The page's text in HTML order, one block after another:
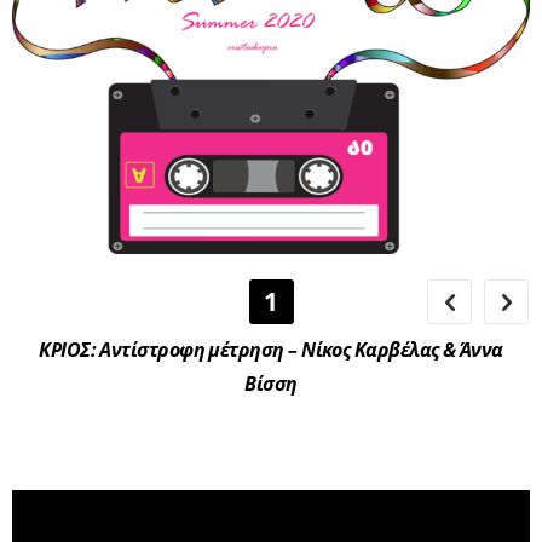
1
ΚΡΙΟΣ: Αντίστροφη μέτρηση – Νίκος Καρβέλας & Άννα
Βίσση